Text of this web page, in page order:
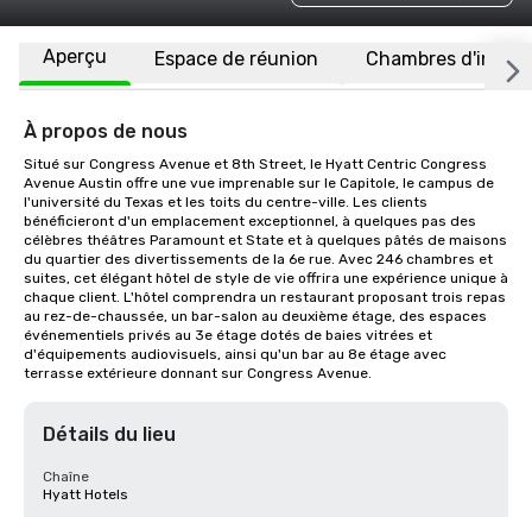
Aperçu Espace de réunion Chambres
À propos de nous
Situé sur Congress Avenue et 8th Street, le Hyatt Centric Congress
Avenue Austin offre une vue imprenable sur le Capitole, le campus de
l'université du Texas et les toits du centre-ville. Les clients
bénéficieront d'un emplacement exceptionnel, à quelques pas des
célèbres théâtres Paramount et State et à quelques pâtés de maisons
du quartier des divertissements de la 6e rue. Avec 246 chambres et
suites, cet élégant hôtel de style de vie offrira une expérience unique à
chaque client. L'hôtel comprendra un restaurant proposant trois repas
au rez-de-chaussée, un bar-salon au deuxième étage, des espaces
événementiels privés au 3e étage dotés de baies vitrées et
d'équipements audiovisuels, ainsi qu'un bar au 8e étage avec
terrasse extérieure donnant sur Congress Avenue.
Détails du lieu
Chaîne
Hyatt Hotels